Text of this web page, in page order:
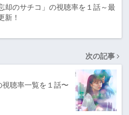
却のサチコ」の視聴率を１話～最
新！
次の記事
視聴率一覧を１話〜